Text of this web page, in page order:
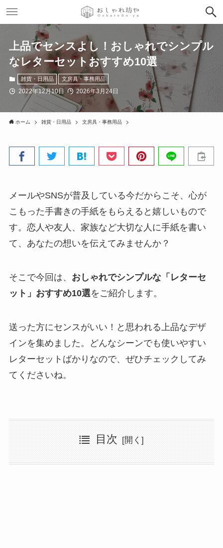
上品でセンスよし！おしゃれでシンプル
なレターセットおすすめ10選
雑貨・日用品 文房具・事務用品
2022年12月10日 2026年3月24日
ホーム 雑貨・日用品 文房具・事務用品
メールやSNSが普及している今だからこそ、心が
こもった手書きの手紙をもらえると嬉しいもので
す。恋人や友人、家族など大切な人に手紙を書い
て、あなたの想いを伝えてみませんか？
そこで今回は、 おしゃれでシンプルな「レターセ
ット」おすすめ10選をご紹介します。
送った方にセンスがいい！と思われる上品なデザ
インを集めました。どんなシーンでも使いやすい
レターセットばかりなので、ぜひチェックしてみ
てくださいね。
目次